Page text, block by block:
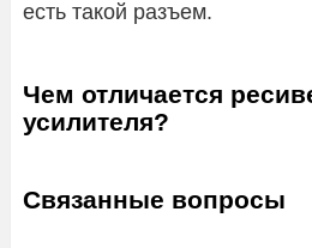
есть такой разъем.
Чем отличается
усилителя?
Связанные вопросы